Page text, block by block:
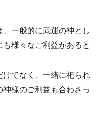
一般的に武運の神とし
様々なご利益があると
けでなく、一緒に祀られ
様のご利益も合わさっ